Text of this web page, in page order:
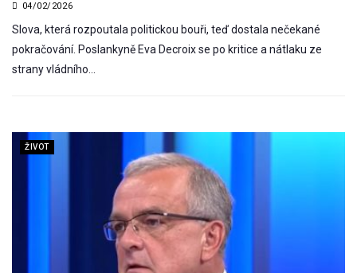
04/02/2026
Slova, která rozpoutala politickou bouři, teď dostala nečekané
pokračování. Poslankyně Eva Decroix se po kritice a nátlaku ze
strany vládního…
ŽIVOT